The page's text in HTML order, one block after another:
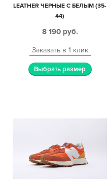
LEATHER ЧЕРНЫЕ С БЕЛЫМ (35-
44)
8 190 руб.
Заказать в 1 клик
Выбрать размер